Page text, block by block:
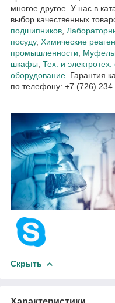
многое другое. У нас в
выбор качественных
подшипников,
посуду, Химические
промышленности,
шкафы, Тех. и
оборудование. Гарантия
по телефону: +7 (726) 234
Скрыть